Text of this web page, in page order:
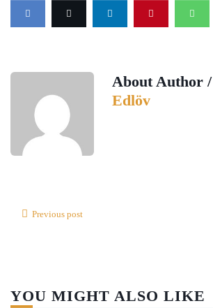
About Author /
Edlöv
Previous post
YOU MIGHT ALSO LIKE